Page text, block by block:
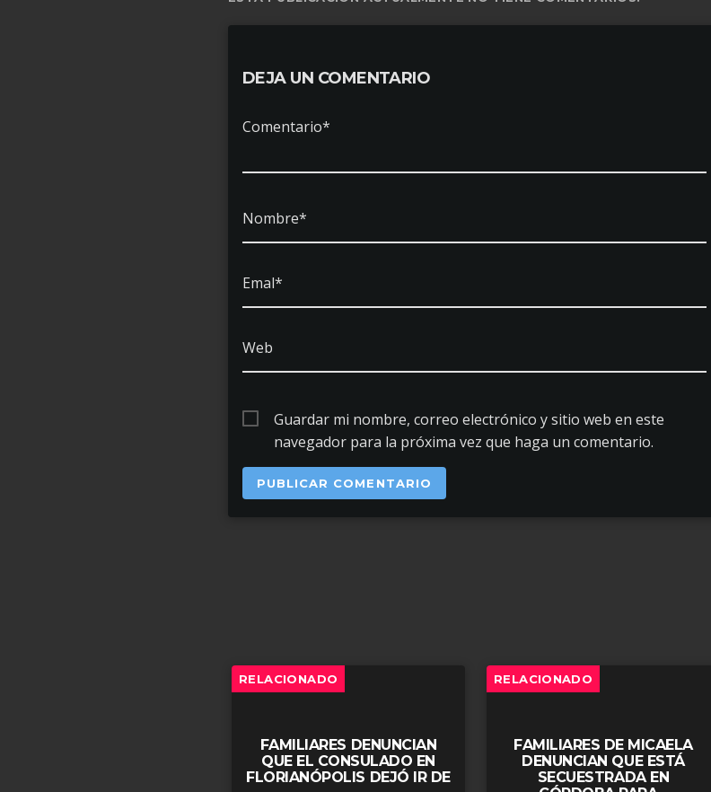
DEJA UN COMENTARIO
Comentario*
Nombre*
Emal*
Web
Guardar mi nombre, correo electrónico y sitio web en este
navegador para la próxima vez que haga un comentario.
RELACIONADO
FAMILIARES DENUNCIAN
QUE EL CONSULADO EN
FLORIANÓPOLIS DEJÓ IR DE
RELACIONADO
FAMILIARES DE MICAELA
DENUNCIAN QUE ESTÁ
SECUESTRADA EN